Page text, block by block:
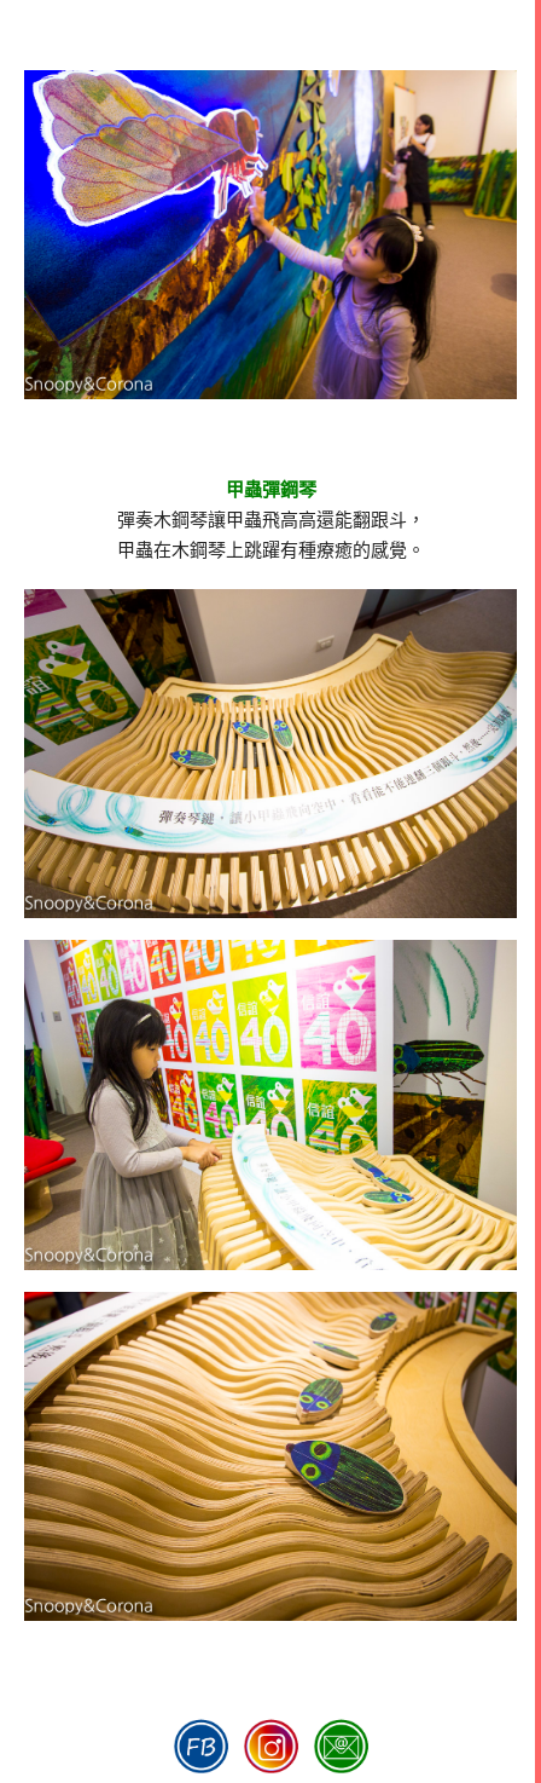
甲蟲彈鋼琴
彈奏木鋼琴讓甲蟲飛高高還能翻跟斗，
甲蟲在木鋼琴上跳躍有種療癒的感覺。